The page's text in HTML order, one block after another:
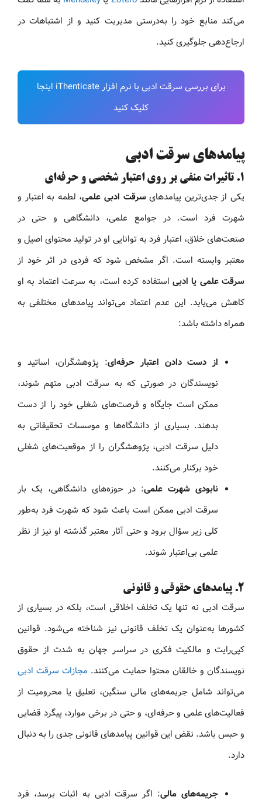
می‌کند منابع خود را به‌درستی مدیریت کنید و از اشتباهات در
ارجاع‌دهی جلوگیری کنید.
برای بررسی سرقت ادبی با نرم افزار iThenticate اینجا
کلیک کنید
پیامدهای سرقت ادبی
۱. تاثیرات منفی بر روی اعتبار شخصی و حرفه‌ای
یکی از جدی‌ترین پیامدهایسرقت ادبی علمی، لطمه به اعتبار و
شهرت فرد است. در جوامع علمی، دانشگاهی و حتی در
صنعت‌های خلاق، اعتبار فرد به توانایی او در تولید محتوای اصیل و
معتبر وابسته است. اگر مشخص شود که فردی در اثر خود از
سرقت علمی یا ادبی استفاده کرده است، به سرعت اعتماد به او
کاهش می‌یابد. این عدم اعتماد می‌تواند پیامدهای مختلفی به
همراه داشته باشد:
از دست دادن اعتبار حرفه‌ای: پژوهشگران، اساتید و
نویسندگان در صورتی که به سرقت ادبی متهم شوند،
ممکن است جایگاه و فرصت‌های شغلی خود را از دست
بدهند. بسیاری از دانشگاه‌ها و موسسات تحقیقاتی به
دلیل سرقت ادبی، پژوهشگران را از موقعیت‌های شغلی
خود برکنار می‌کنند.
نابودی شهرت علمی: در حوزه‌های دانشگاهی، یک بار
سرقت ادبی ممکن است باعث شود که شهرت فرد به‌طور
کلی زیر سؤال برود و حتی آثار معتبر گذشته او نیز از نظر
علمی بی‌اعتبار شوند.
۲. پیامدهای حقوقی و قانونی
سرقت ادبی نه تنها یک تخلف اخلاقی است، بلکه در بسیاری از
کشورها به‌عنوان یک تخلف قانونی نیز شناخته می‌شود. قوانین
کپی‌رایت و مالکیت فکری در سراسر جهان به شدت از حقوق
نویسندگان و خالقان محتوا حمایت می‌کنند. مجازات سرقت ادبی
می‌تواند شامل جریمه‌های مالی سنگین، تعلیق یا محرومیت از
فعالیت‌های علمی و حرفه‌ای، و حتی در برخی موارد، پیگرد قضایی
و حبس باشد. نقض این قوانین پیامدهای قانونی جدی را به دنبال
دارد.
جریمه‌های مالی: اگر سرقت ادبی به اثبات برسد، فرد